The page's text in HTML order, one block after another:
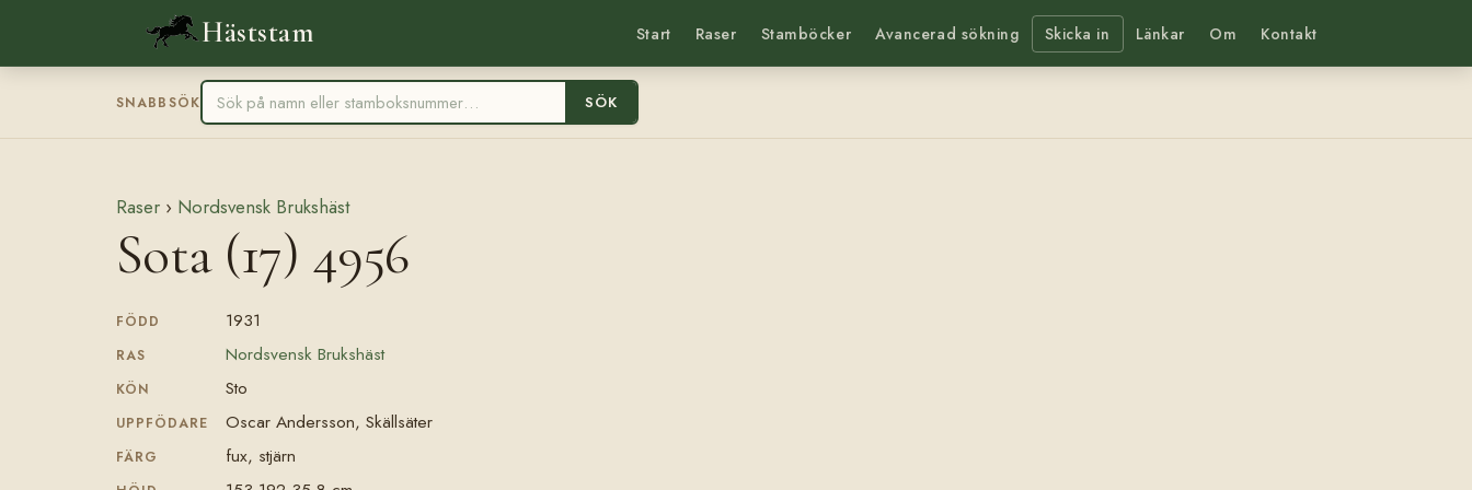
Häststam Start Raser Stamböcker Avancerad sökning Skicka in Länkar Om Kontakt
SNABBSÖK SÖK
Raser › Nordsvensk Brukshäst
Sota (17) 4956
FÖDD 1931
RAS Nordsvensk Brukshäst
KÖN Sto
UPPFÖDARE Oscar Andersson, Skällsäter
FÄRG fux, stjärn